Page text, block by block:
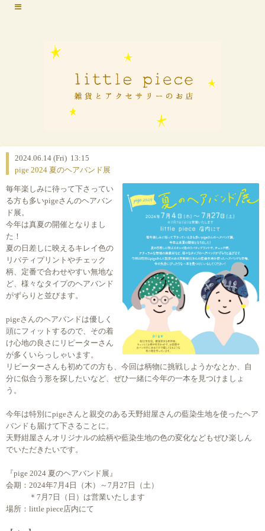
2024.06.14 (Fri) 13:15
pige 2024 夏のヘアバンド展
毎年楽しみに待って下さってい
る方も多いpigeさんのヘアバン
ド展。
今年は真夏の開催となりまし
た！
夏の日差しに映えるキレイ色の
リバティプリントやチェック
柄、定番で合わせやすい無地な
ど、様々なタイプのヘアバンド
がずらりと並びます。
pigeさんのヘアバンドは優しく
頭にフィットするので、その着
け心地の良さにリピーターさん
が多くいらっしゃいます。
リピーターさんも初めての方も、今回は柄物に挑戦しようかなとか、自
分に似合う形を探したいなど、ぜひ一緒に今年の一本を見つけましょ
う。
今年は特別にpigeさんと親交のある天野紺屋さんの藍染生地を使ったヘア
バンドも届けて下さることに。
天野紺屋さんオリジナルの絵柄や藍染生地の色の変化などもぜひ楽しん
でいただきたいです。
『pige 2024 夏のヘアバンド展』
会期：2024年7月4日（木）～7月27日（土）
＊7月7日（日）は営業いたします
場所：little piece店内にて